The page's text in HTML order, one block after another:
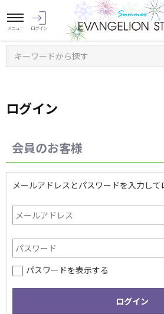
キーワードから探す
ログイン
会員のお客様
メールアドレスとパスワードを入力して
パスワードを表示する